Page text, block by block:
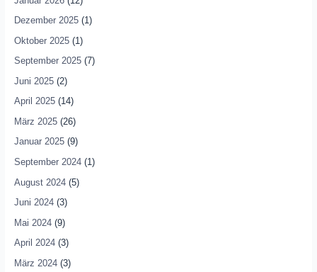
Dezember 2025(1)
Oktober 2025(1)
September 2025(7)
Juni 2025(2)
April 2025(14)
März 2025(26)
Januar 2025(9)
September 2024(1)
August 2024(5)
Juni 2024(3)
Mai 2024(9)
April 2024(3)
März 2024(3)